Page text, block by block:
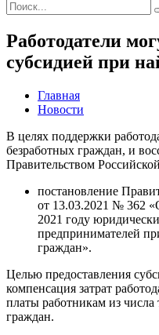
Работодатели
субсидией при
Главная
Новости
В целях поддержки
безработных граждан, и
Правительством
постановление
от 13.03.2021 № 362
2021 году
предпринимателей
граждан».
Целью предоставления
компенсация затрат
платы работникам из числа
граждан.